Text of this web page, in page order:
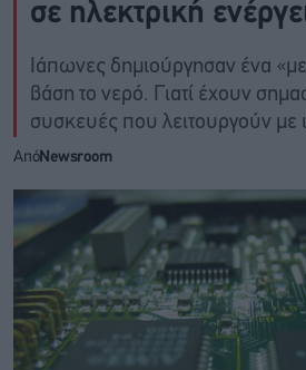
σε ηλεκτρική
Ιάπωνες δημιούργησαν ένα
βάση το νερό. Γιατί έχουν
συσκευές που λειτουργούν με
ΑπόNewsroom